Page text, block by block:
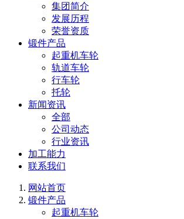
集团简介
发展历程
荣誉资质
锻件产品
起重机车轮
轨道车轮
行车轮
托轮
新闻资讯
全部
公司动态
行业资讯
加工能力
联系我们
网站首页
锻件产品
起重机车轮